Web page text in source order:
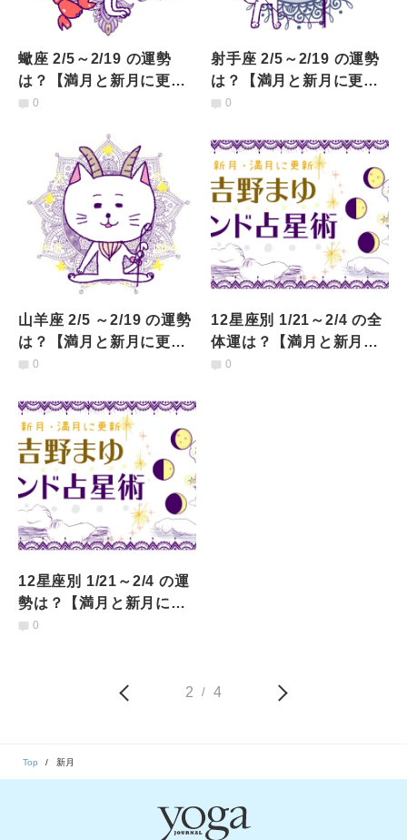
蠍座 2/5～2/19 の運勢
は？【満月と新月に更
新！インド占星術】
0
射手座 2/5～2/19 の運勢
は？【満月と新月に更
新！インド占星術】
0
山羊座 2/5 ～2/19 の運勢
は？【満月と新月に更
新！インド占星術】
0
12星座別 1/21～2/4 の全
体運は？【満月と新月に
更新！インド占星術まと
0
12星座別 1/21～2/4 の運
勢は？【満月と新月に更
新！インド占星術】
0
2 / 4
Top 新月